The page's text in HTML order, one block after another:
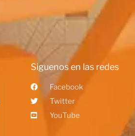
Siguenos en las redes
Facebook
Twitter
YouTube